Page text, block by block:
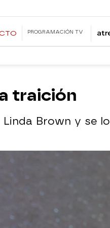
PROGRAMACIÓN TV
traición
Brown y se lo